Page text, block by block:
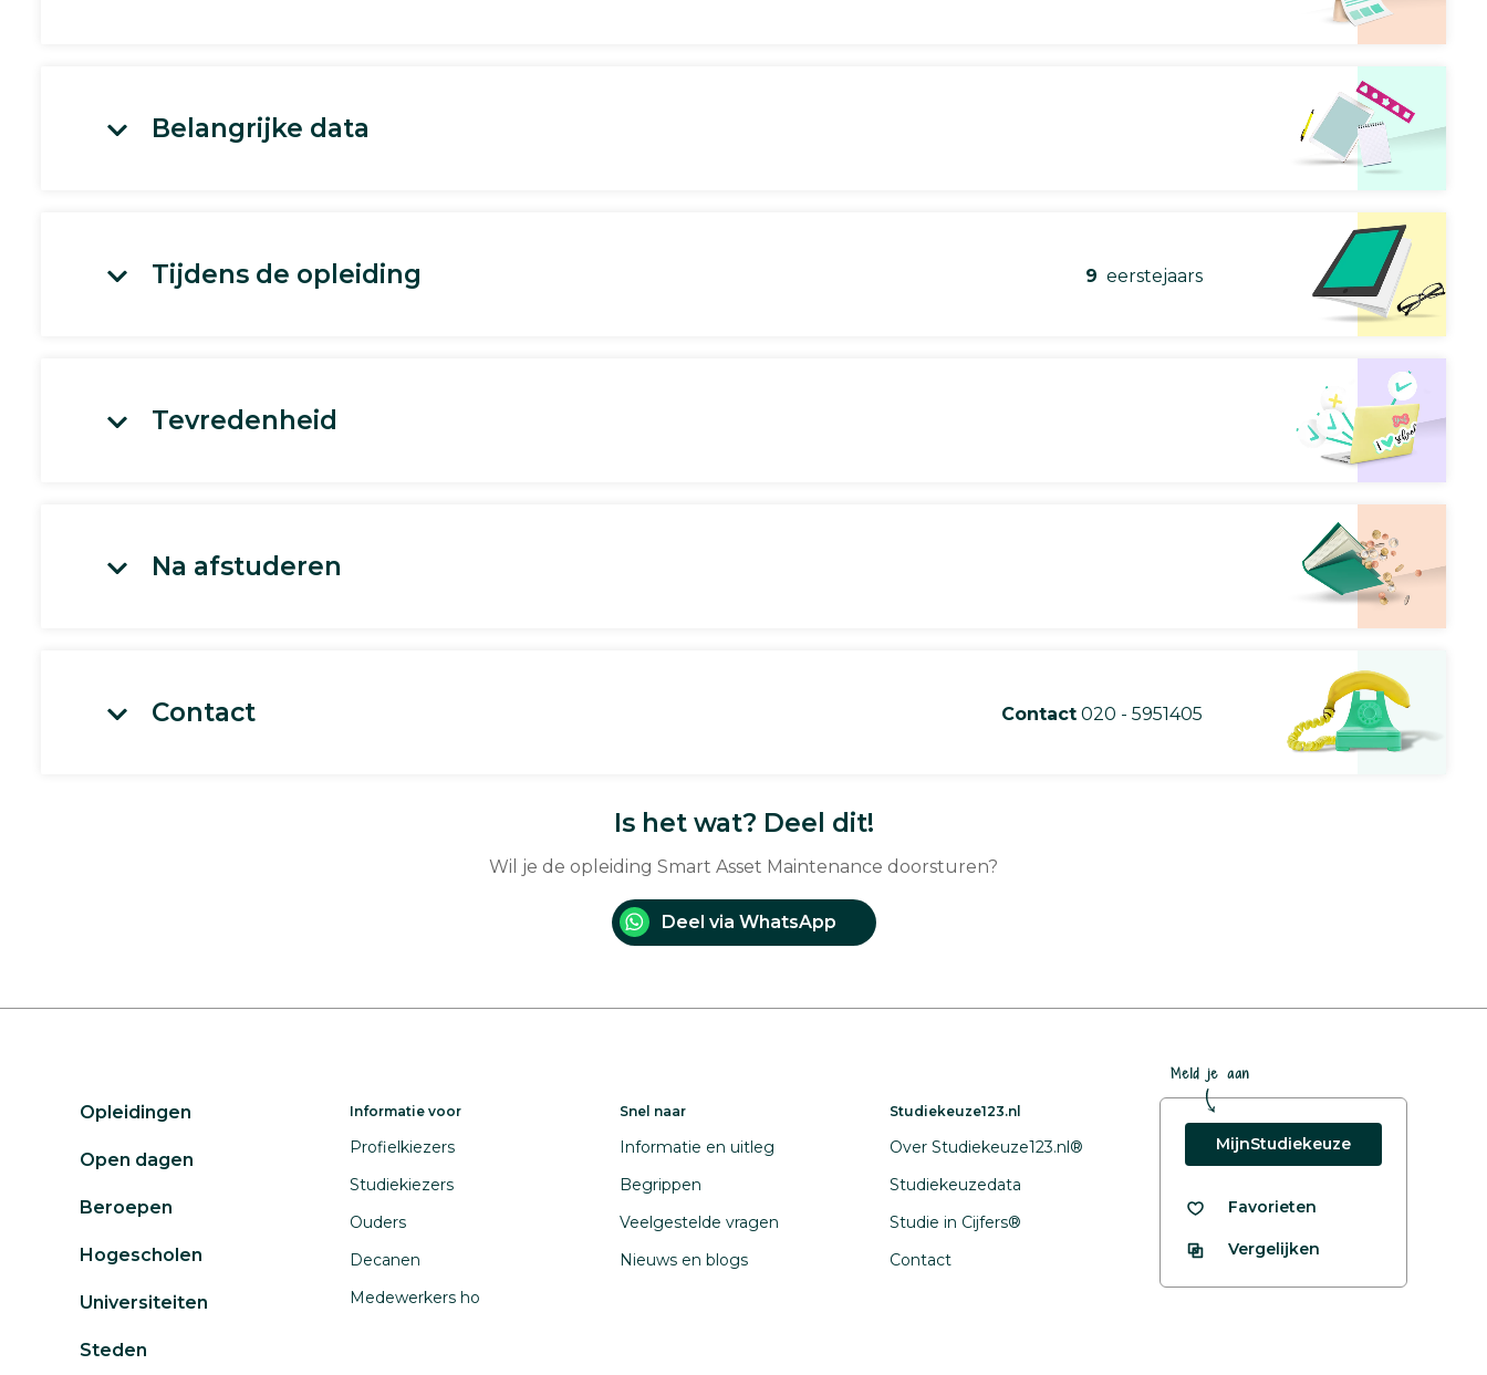
Belangrijke data
Tijdens de opleiding 9 eerstejaars
Tevredenheid
Na afstuderen
Contact Contact 020 - 5951405
Is het wat? Deel dit!
Wil je de opleiding Smart Asset Maintenance doorsturen?
Deel via WhatsApp
Opleidingen
Open dagen
Beroepen
Hogescholen
Universiteiten
Steden
Informatie voor
Profielkiezers
Studiekiezers
Ouders
Decanen
Medewerkers ho
Snel naar
Informatie en uitleg
Begrippen
Veelgestelde vragen
Nieuws en blogs
Studiekeuze123.nl
Over Studiekeuze123.nl®
Studiekeuzedata
Studie in Cijfers®
Contact
Meld je aan
MijnStudiekeuze
Favorieten
Vergelijken